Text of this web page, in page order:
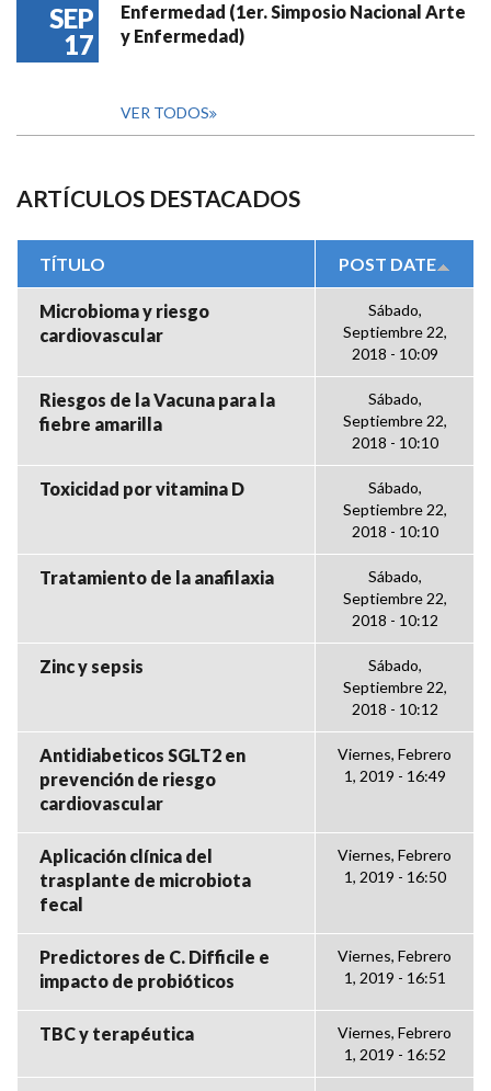
SEP
17
Enfermedad (1er. Simposio Nacional Arte
y Enfermedad)
VER TODOS
ARTÍCULOS DESTACADOS
TÍTULO POST DATE
Microbioma y riesgo
cardiovascular
Sábado,
Septiembre 22,
2018 - 10:09
Riesgos de la Vacuna para la
fiebre amarilla
Sábado,
Septiembre 22,
2018 - 10:10
Toxicidad por vitamina D
Sábado,
Septiembre 22,
2018 - 10:10
Tratamiento de la anafilaxia
Sábado,
Septiembre 22,
2018 - 10:12
Zinc y sepsis
Sábado,
Septiembre 22,
2018 - 10:12
Antidiabeticos SGLT2 en
prevención de riesgo
cardiovascular
Viernes, Febrero
1, 2019 - 16:49
Aplicación clínica del
trasplante de microbiota
fecal
Viernes, Febrero
1, 2019 - 16:50
Predictores de C. Difficile e
impacto de probióticos
Viernes, Febrero
1, 2019 - 16:51
TBC y terapéutica
Viernes, Febrero
1, 2019 - 16:52